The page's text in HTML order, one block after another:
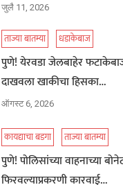
जुलै 11, 2026
ताज्या बातम्या धडाकेबाज
पुणे! येरवडा जेलबाहेर
दाखवला खाकीचा हिसका…
ऑगस्ट 6, 2026
कायद्याचा बडगा ताज्या बातम्या
पुणे! पोलिसांच्या वाहनाच्या
फिरवल्याप्रकरणी कारवाई…